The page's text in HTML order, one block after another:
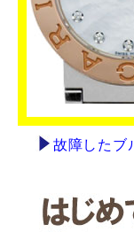
故障したブ